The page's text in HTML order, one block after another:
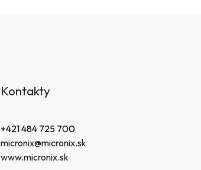
Kontakty
+421 484 725 700
micronix@micronix.sk
www.micronix.sk